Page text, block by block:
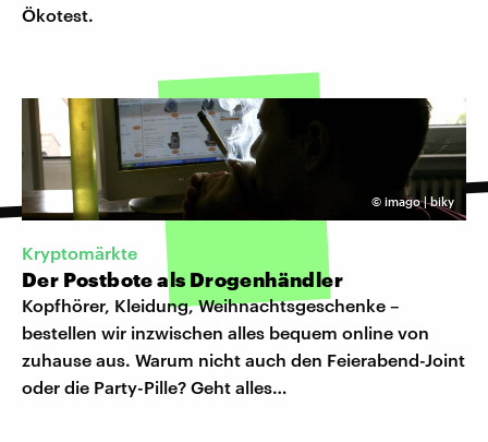
Ökotest.
© imago | biky
Kryptomärkte
Der Postbote als Drogenhändler
Kopfhörer, Kleidung, Weihnachtsgeschenke –
bestellen wir inzwischen alles bequem online von
zuhause aus. Warum nicht auch den Feierabend-Joint
oder die Party-Pille? Geht alles…